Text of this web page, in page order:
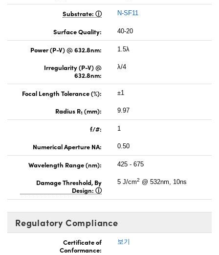
Substrate: N-SF11
Surface Quality: 40-20
Power (P-V) @ 632.8nm: 1.5λ
Irregularity (P-V) @
632.8nm:
λ/4
Focal Length Tolerance (%): ±1
Radius R1 (mm): 9.97
f/#: 1
Numerical Aperture NA: 0.50
Wavelength Range (nm): 425 - 675
Damage Threshold, By
Design:
5 J/cm2 @ 532nm, 10ns
Regulatory Compliance
Certificate of
Conformance:
보기